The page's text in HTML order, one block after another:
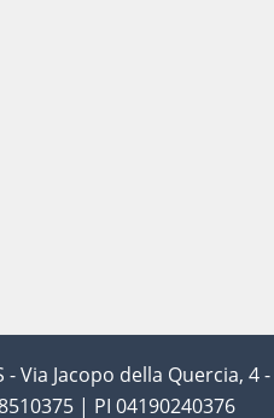
- Via Jacopo della Quercia, 4 -
| PI 04190240376